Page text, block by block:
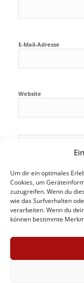
Um dir ein optimales
Cookies, um
zuzugreifen. Wenn du
wie das Surfverhalten
verarbeiten. Wenn du
können bestimmte
E-Mail-Adresse
Website